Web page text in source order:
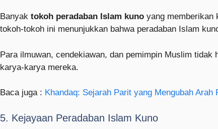
Banyak tokoh peradaban Islam kuno yang memberikan
tokoh-tokoh ini menunjukkan bahwa peradaban Islam
Para ilmuwan, cendekiawan, dan pemimpin Muslim
karya-karya mereka.
Baca juga : Khandaq: Sejarah Parit yang Mengubah Arah
5. Kejayaan Peradaban Islam Kuno